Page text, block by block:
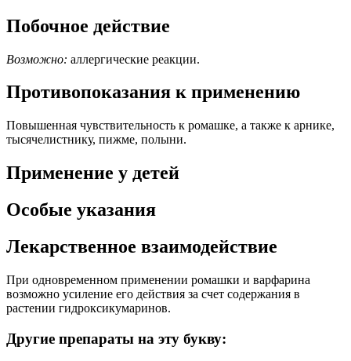
Побочное действие
Возможно: аллергические реакции.
Противопоказания к применению
Повышенная чувствительность к ромашке, а также к арнике,
тысячелистнику, пижме, полыни.
Применение у детей
Особые указания
Лекарственное взаимодействие
При одновременном применении ромашки и варфарина
возможно усиление его действия за счет содержания в
растении гидроксикумаринов.
Другие препараты на эту букву: